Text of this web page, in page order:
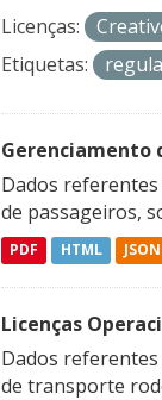
Licenças:
Etiquetas:
Gerenciamento
Dados
de passageiros,
PDF HTML JSON
Licenças
Dados
de transporte